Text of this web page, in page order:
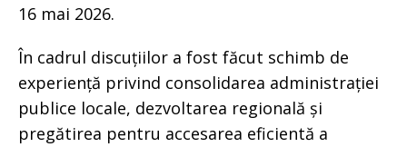
16 mai 2026.
În cadrul discuțiilor a fost făcut schimb de
experiență privind consolidarea administrației
publice locale, dezvoltarea regională și
pregătirea pentru accesarea eficientă a